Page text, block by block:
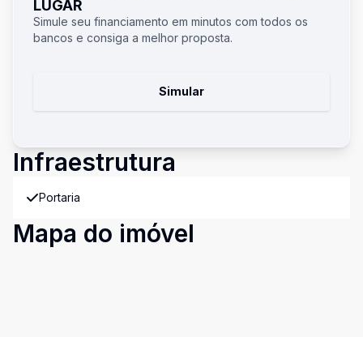
LUGAR
Simule seu financiamento em minutos com todos os
bancos e consiga a melhor proposta.
Simular
Infraestrutura
Portaria
Mapa do imóvel